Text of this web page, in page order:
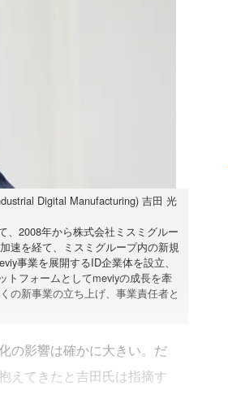
Digital Manufacturing) 吉田 光
、2008年から株式会社ミスミグルー
速を経て、ミスミグループ内の新規
事業を展開するID企業体を設立、
トフォームとしてmeviyの成長を牽
の新事業の立ち上げ、事業責任者と
の影響は確かに大きい。だ
えてきたと吉田氏は指摘す